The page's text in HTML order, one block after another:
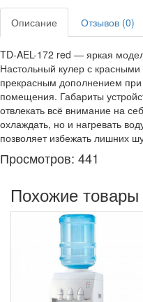
Описание Отзывов (0)
TD-AEL-172 red — яркая
Настольный кулер с
прекрасным дополнением
помещения. Габариты
отвлекать всё внимание на
охлаждать, но и нагревать
позволяет избежать лишних
Просмотров: 441
Похожие товары